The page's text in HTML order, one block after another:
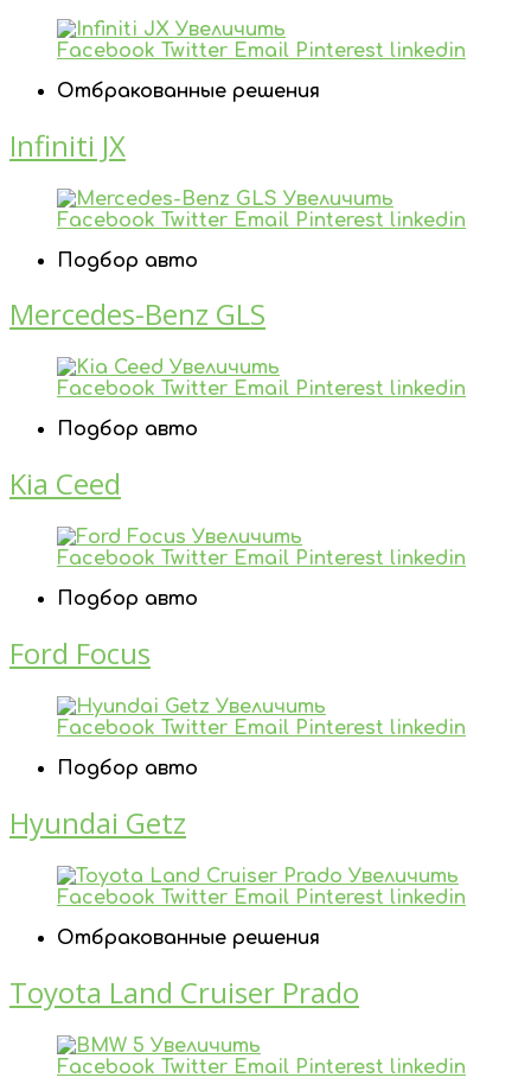
Увеличить
Facebook Twitter Email Pinterest linkedin
Отбракованные решения
Infiniti JX
Увеличить
Facebook Twitter Email Pinterest linkedin
Подбор авто
Mercedes-Benz GLS
Увеличить
Facebook Twitter Email Pinterest linkedin
Подбор авто
Kia Ceed
Увеличить
Facebook Twitter Email Pinterest linkedin
Подбор авто
Ford Focus
Увеличить
Facebook Twitter Email Pinterest linkedin
Подбор авто
Hyundai Getz
Увеличить
Facebook Twitter Email Pinterest linkedin
Отбракованные решения
Toyota Land Cruiser Prado
Увеличить
Facebook Twitter Email Pinterest linkedin